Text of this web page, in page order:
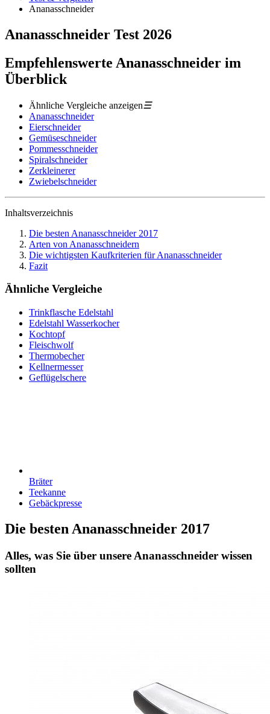
Ananasschneider
Ananasschneider Test 2026
Empfehlenswerte Ananasschneider im
Überblick
Ähnliche Vergleiche anzeigen☰
Ananasschneider
Eierschneider
Gemüseschneider
Pommesschneider
Spiralschneider
Zerkleinerer
Zwiebelschneider
Inhaltsverzeichnis
Die besten Ananasschneider 2017
Arten von Ananasschneidern
Die wichtigsten Kaufkriterien für Ananasschneider
Fazit
Ähnliche Vergleiche
Trinkflasche Edelstahl
Edelstahl Wasserkocher
Kochtopf
Fleischwolf
Thermobecher
Kellnermesser
Geflügelschere
Bräter
Teekanne
Gebäckpresse
Die besten Ananasschneider 2017
Alles, was Sie über unsere Ananasschneider wissen
sollten